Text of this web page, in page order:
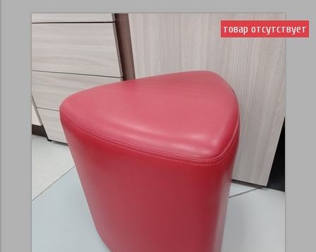
товар отсутствует